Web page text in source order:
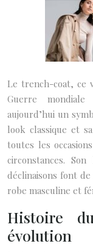
Le trench-coat, ce
Guerre
aujourd’hui un
look classique et
toutes les
circonstances.
déclinaisons font
robe masculine et
Histoire
évolution